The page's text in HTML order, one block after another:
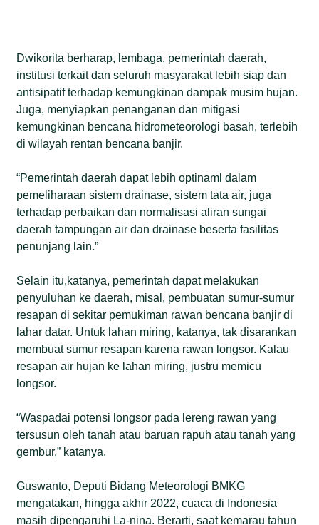
Dwikorita berharap, lembaga, pemerintah daerah,
institusi terkait dan seluruh masyarakat lebih siap dan
antisipatif terhadap kemungkinan dampak musim hujan.
Juga, menyiapkan penanganan dan mitigasi
kemungkinan bencana hidrometeorologi basah, terlebih
di wilayah rentan bencana banjir.
“Pemerintah daerah dapat lebih optinaml dalam
pemeliharaan sistem drainase, sistem tata air, juga
terhadap perbaikan dan normalisasi aliran sungai
daerah tampungan air dan drainase beserta fasilitas
penunjang lain.”
Selain itu,katanya, pemerintah dapat melakukan
penyuluhan ke daerah, misal, pembuatan sumur-sumur
resapan di sekitar pemukiman rawan bencana banjir di
lahar datar. Untuk lahan miring, katanya, tak disarankan
membuat sumur resapan karena rawan longsor. Kalau
resapan air hujan ke lahan miring, justru memicu
longsor.
“Waspadai potensi longsor pada lereng rawan yang
tersusun oleh tanah atau baruan rapuh atau tanah yang
gembur,” katanya.
Guswanto, Deputi Bidang Meteorologi BMKG
mengatakan, hingga akhir 2022, cuaca di Indonesia
masih dipengaruhi La-nina. Berarti, saat kemarau tahun